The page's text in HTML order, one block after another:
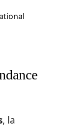
, la